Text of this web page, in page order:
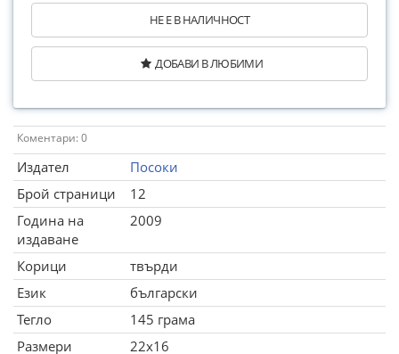
НЕ Е В НАЛИЧНОСТ
ДОБАВИ В ЛЮБИМИ
Коментари: 0
Издател
Посоки
Брой страници
12
Година на
издаване
2009
Корици
твърди
Език
български
Тегло
145 грама
Размери
22x16